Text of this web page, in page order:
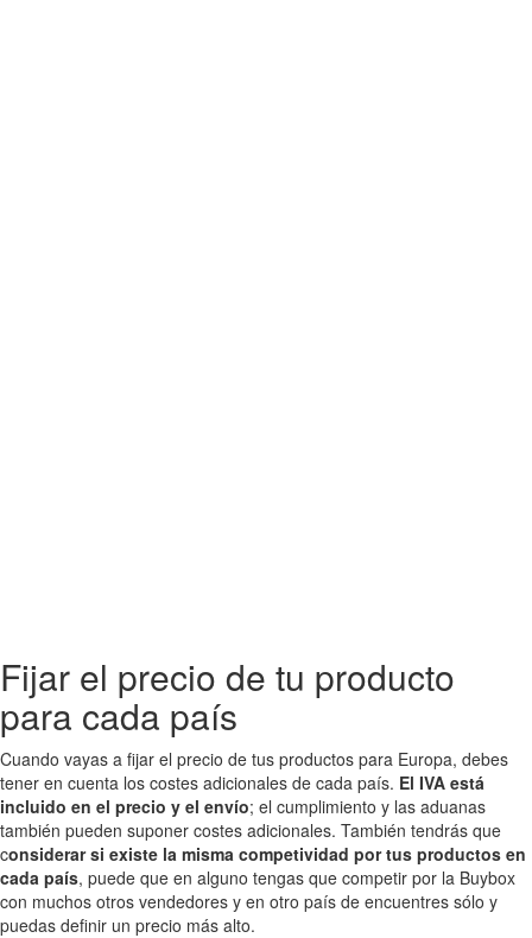
Fijar el precio de tu producto
para cada país
Cuando vayas a fijar el precio de tus productos para Europa, debes
tener en cuenta los costes adicionales de cada país. El IVA está
incluido en el precio y el envío; el cumplimiento y las aduanas
también pueden suponer costes adicionales. También tendrás que
considerar si existe la misma competividad por tus productos en
cada país, puede que en alguno tengas que competir por la Buybox
con muchos otros vendedores y en otro país de encuentres sólo y
puedas definir un precio más alto.